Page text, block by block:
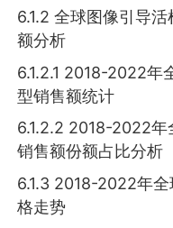
6.1.2 全球图像引导
额分析
6.1.2.1 2018-2022年
型销售额统计
6.1.2.2 2018-2022年
销售额份额占比分析
6.1.3 2018-2022年
格走势